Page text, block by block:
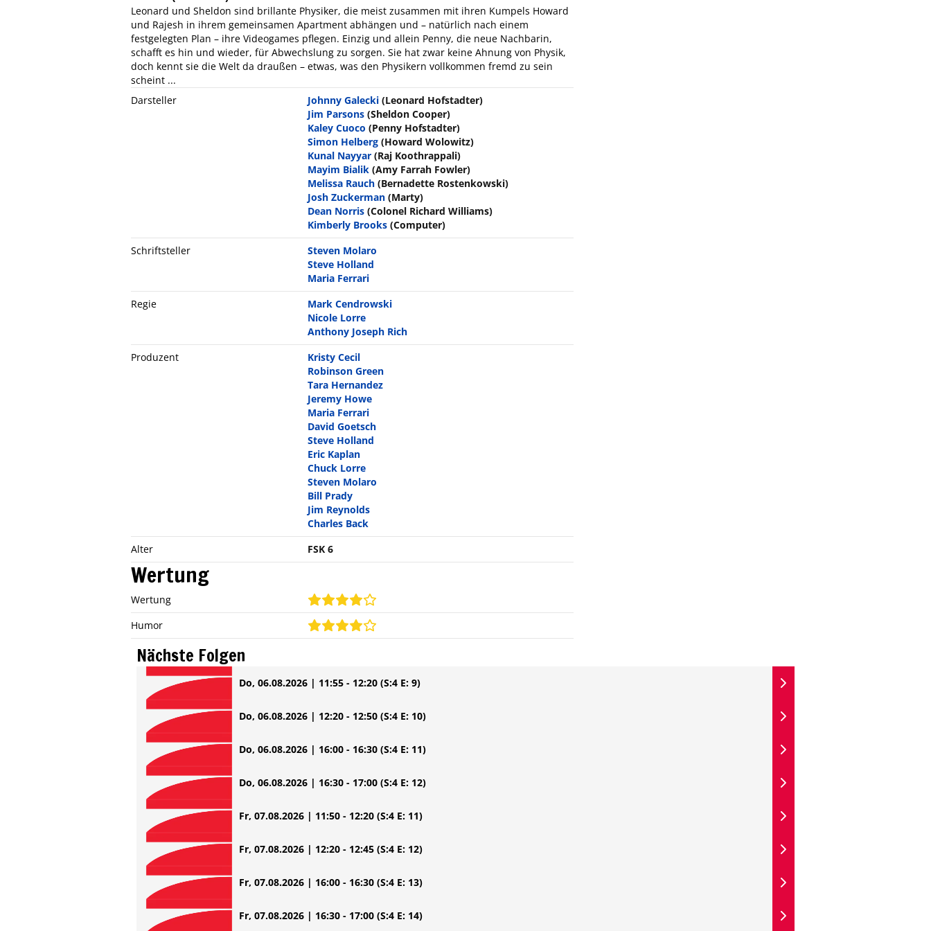
Leonard und Sheldon sind brillante Physiker, die meist zusammen mit ihren Kumpels Howard
und Rajesh in ihrem gemeinsamen Apartment abhängen und – natürlich nach einem
festgelegten Plan – ihre Videogames pflegen. Einzig und allein Penny, die neue Nachbarin,
schafft es hin und wieder, für Abwechslung zu sorgen. Sie hat zwar keine Ahnung von Physik,
doch kennt sie die Welt da draußen – etwas, was den Physikern vollkommen fremd zu sein
scheint ...
Darsteller
Johnny Galecki (Leonard Hofstadter)
Jim Parsons (Sheldon Cooper)
Kaley Cuoco (Penny Hofstadter)
Simon Helberg (Howard Wolowitz)
Kunal Nayyar (Raj Koothrappali)
Mayim Bialik (Amy Farrah Fowler)
Melissa Rauch (Bernadette Rostenkowski)
Josh Zuckerman (Marty)
Dean Norris (Colonel Richard Williams)
Kimberly Brooks (Computer)
Schriftsteller
Steven Molaro
Steve Holland
Maria Ferrari
Regie
Mark Cendrowski
Nicole Lorre
Anthony Joseph Rich
Produzent
Kristy Cecil
Robinson Green
Tara Hernandez
Jeremy Howe
Maria Ferrari
David Goetsch
Steve Holland
Eric Kaplan
Chuck Lorre
Steven Molaro
Bill Prady
Jim Reynolds
Charles Back
Alter
FSK 6
Wertung
Wertung
Humor
Nächste Folgen
Do, 06.08.2026 | 11:55 - 12:20 (S:4 E: 9)
Do, 06.08.2026 | 12:20 - 12:50 (S:4 E: 10)
Do, 06.08.2026 | 16:00 - 16:30 (S:4 E: 11)
Do, 06.08.2026 | 16:30 - 17:00 (S:4 E: 12)
Fr, 07.08.2026 | 11:50 - 12:20 (S:4 E: 11)
Fr, 07.08.2026 | 12:20 - 12:45 (S:4 E: 12)
Fr, 07.08.2026 | 16:00 - 16:30 (S:4 E: 13)
Fr, 07.08.2026 | 16:30 - 17:00 (S:4 E: 14)